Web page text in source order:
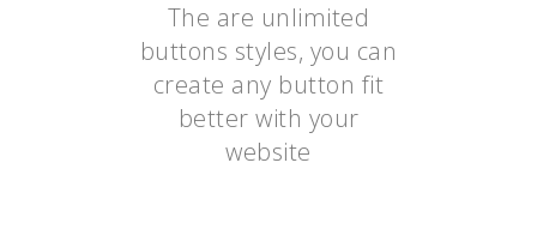
The are unlimited
buttons styles, you can
create any button fit
better with your
website